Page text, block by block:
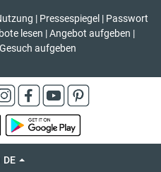
| Pressespiegel | Passwort
lesen | Angebot aufgeben |
Gesuch aufgeben
DE